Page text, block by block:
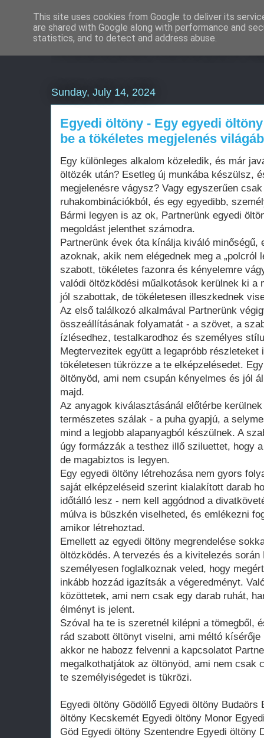
Weboldal készítés
Sunday, July 14, 2024
Egyedi öltöny - Egy egyedi
be a tökéletes megjelenés
Egy különleges alkalom közeledik, és már
öltözék után? Esetleg új munkába készülsz,
megjelenésre vágysz? Vagy egyszerűen
ruhakombinációkból, és egy egyedibb,
Bármi legyen is az ok, Partnerünk egyedi
megoldást jelenthet számodra.
Partnerünk évek óta kínálja kiváló minőségű,
azoknak, akik nem elégednek meg a „polcról
szabott, tökéletes fazonra és kényelemre
valódi öltözködési műalkotások kerülnek ki a
jól szabottak, de tökéletesen illeszkednek
Az első találkozó alkalmával Partnerünk
összeállításának folyamatát - a szövet, a
ízlésedhez, testalkarodhoz és személyes
Megtervezitek együtt a legapróbb részleteket
tökéletesen tükrözze a te elképzelésedet.
öltönyöd, ami nem csupán kényelmes és jól
majd.
Az anyagok kiválasztásánál előtérbe
természetes szálak - a puha gyapjú, a
mind a legjobb alapanyagból készülnek. A
úgy formázzák a testhez illő sziluettet, hogy
de magabiztos is legyen.
Egy egyedi öltöny létrehozása nem gyors
saját elképzeléseid szerint kialakított darab
időtálló lesz - nem kell aggódnod a
múlva is büszkén viselheted, és emlékezni
amikor létrehoztad.
Emellett az egyedi öltöny megrendelése
öltözködés. A tervezés és a kivitelezés során
személyesen foglalkoznak veled, hogy
inkább hozzád igazítsák a végeredményt.
közöttetek, ami nem csak egy darab ruhát,
élményt is jelent.
Szóval ha te is szeretnél kilépni a tömegből,
rád szabott öltönyt viselni, ami méltó
akkor ne habozz felvenni a kapcsolatot
megalkothatjátok az öltönyöd, ami nem csak
te személyiségedet is tükrözi.
Egyedi öltöny Gödöllő Egyedi öltöny Budaörs
öltöny Kecskemét Egyedi öltöny Monor
Göd Egyedi öltöny Szentendre Egyedi öltöny
This site uses cookies from Google to deliver its
are shared with Google along with performance and
statistics, and to detect and address abuse.